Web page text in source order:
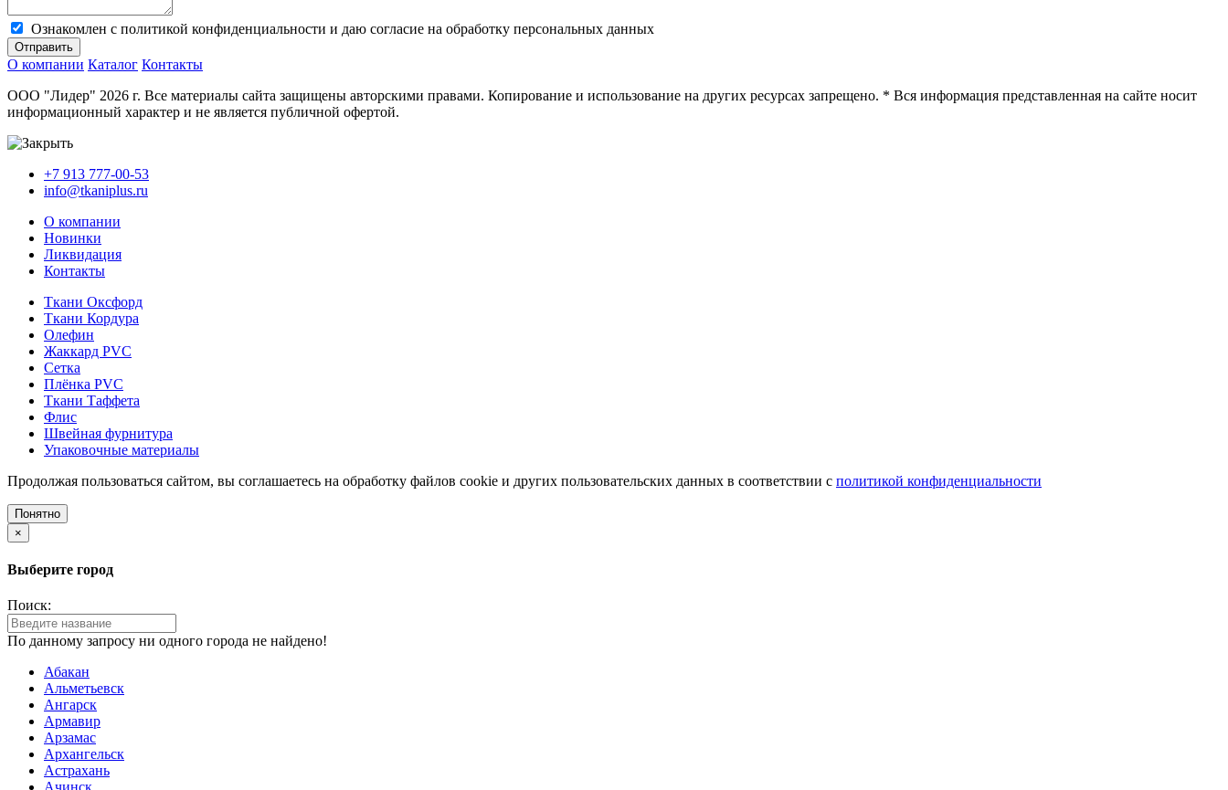
Ознакомлен с политикой конфиденциальности и даю согласие на обработку персональных данных
Отправить
О компании Каталог Контакты
ООО "Лидер" 2026 г. Все материалы сайта защищены авторскими правами. Копирование и использование на других ресурсах запрещено. * Вся информация представленная на сайте носит
информационный характер и не является публичной офертой.
+7 913 777-00-53
info@tkaniplus.ru
О компании
Новинки
Ликвидация
Контакты
Ткани Оксфорд
Ткани Кордура
Олефин
Жаккард PVC
Сетка
Плёнка PVC
Ткани Таффета
Флис
Швейная фурнитура
Упаковочные материалы
Продолжая пользоваться сайтом, вы соглашаетесь на обработку файлов cookie и других пользовательских данных в соответствии с политикой конфиденциальности
Понятно
×
Выберите город
Поиск:
По данному запросу ни одного города не найдено!
Абакан
Альметьевск
Ангарск
Армавир
Арзамас
Архангельск
Астрахань